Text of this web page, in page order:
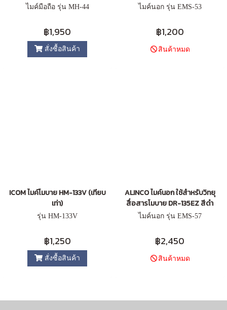
ไมค์มือถือ รุ่น MH-44
฿1,950
สั่งซื้อสินค้า
ไมค์นอก รุ่น EMS-53
฿1,200
สินค้าหมด
ICOM ไมค์โมบาย HM-133V (เทียบ
เท่า)
รุ่น HM-133V
฿1,250
สั่งซื้อสินค้า
ALINCO ไมค์นอก ใช้สำหรับวิทยุ
สื่อสารโมบาย DR-135EZ สีดำ
ไมค์นอก รุ่น EMS-57
฿2,450
สินค้าหมด